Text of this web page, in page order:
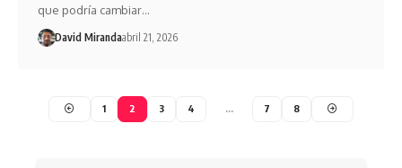
que podría cambiar…
David Mirandaabril 21, 2026
1 2 3 4 … 7 8